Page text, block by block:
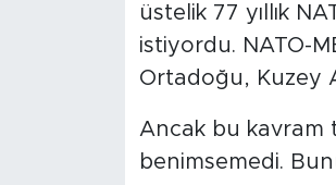
üstelik 77 yıllık
istiyordu. NATO-
Ortadoğu, Kuzey
Ancak bu kavram
benimsemedi.